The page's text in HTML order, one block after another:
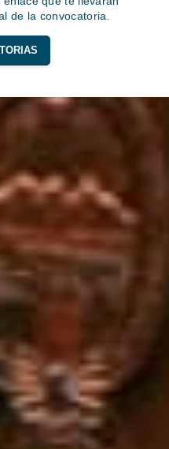
de la convocatoria.